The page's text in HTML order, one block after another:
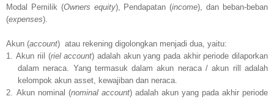
Modal Pemilik (Owners equity), Pendapatan (income), dan beban-beban
(expenses).
Akun (account) atau rekening digolongkan menjadi dua, yaitu:
1.
Akun riil (riel account) adalah akun yang pada akhir periode dilaporkan
dalam neraca. Yang termasuk dalam akun neraca / akun rill adalah
kelompok akun asset, kewajiban dan neraca.
2.
Akun nominal (nominal account) adalah akun yang pada akhir periode